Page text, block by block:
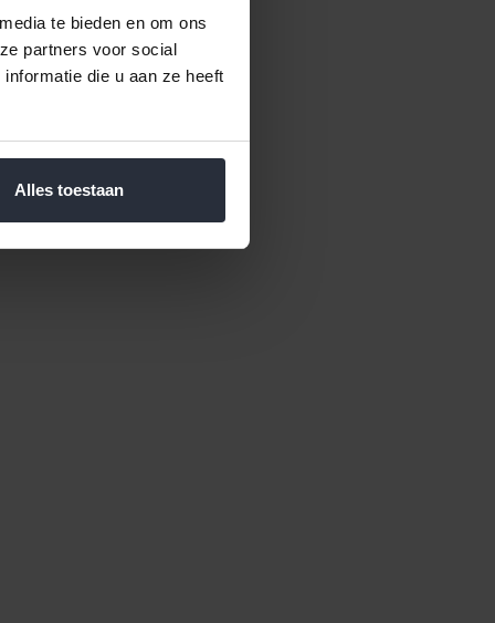
te bieden en om ons
partners voor social
die u aan ze heeft
Alles toestaan